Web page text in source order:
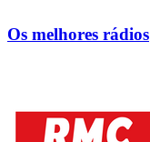
Os melhores rádios